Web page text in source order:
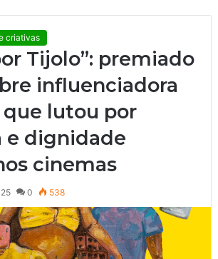
criativas
Tijolo”: premiado
influenciadora
que lutou por
e dignidade
cinemas
0 538